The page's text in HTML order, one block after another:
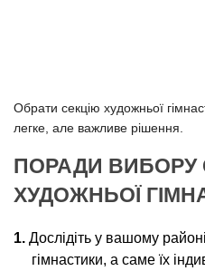
Обрати секцію художньої
легке, але важливе рішення.
ПОРАДИ ВИБОРУ
ХУДОЖНЬОЇ
Дослідіть у вашому
гімнастики, а саме їх